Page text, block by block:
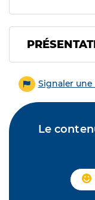
Signaler
Le